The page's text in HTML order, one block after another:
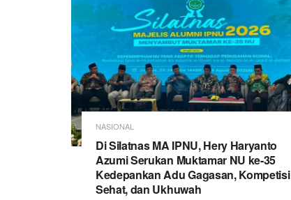
NASIONAL
Di Silatnas MA IPNU, Hery Haryanto
Azumi Serukan Muktamar NU ke-35
Kedepankan Adu Gagasan, Kompetisi
Sehat, dan Ukhuwah